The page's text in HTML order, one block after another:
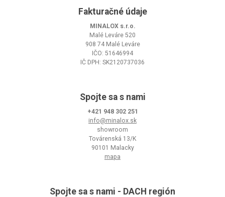
Fakturačné údaje
MINALOX s.r.o.
Malé Leváre 520
908 74 Malé Leváre
IČO: 51646994
IČ DPH: SK2120737036
Spojte sa s nami
+421 948 302 251
info@minalox.sk
showroom
Továrenská 13/K
90101 Malacky
mapa
Spojte sa s nami - DACH región